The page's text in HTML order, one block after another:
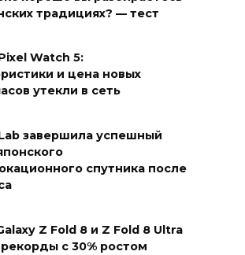
традициях? — тест
Watch 5:
и цена новых
утекли в сеть
завершила успешный
спутника после
Z Fold 8 и Z Fold 8 Ultra
с 30% ростом